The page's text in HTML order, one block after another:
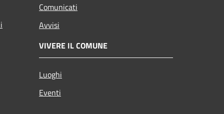
Comunicati
Avvisi
VIVERE IL COMUNE
Luoghi
Eventi